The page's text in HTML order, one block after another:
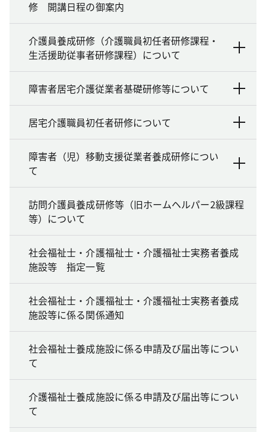
修 開講日程の御案内
介護員養成研修（介護職員初任者研修課程・
生活援助従事者研修課程）について
障害者居宅介護従業者基礎研修等について
居宅介護職員初任者研修について
障害者（児）移動支援従業者養成研修につい
て
訪問介護員養成研修等（旧ホームヘルパー2級課程
等）について
社会福祉士・介護福祉士・介護福祉士実務者養成
施設等 指定一覧
社会福祉士・介護福祉士・介護福祉士実務者養成
施設等に係る関係通知
社会福祉士養成施設に係る申請及び届出等につい
て
介護福祉士養成施設に係る申請及び届出等につい
て